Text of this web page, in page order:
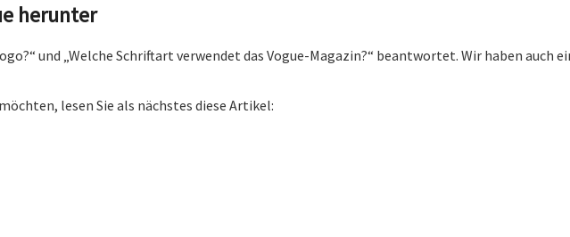
herunter
und „Welche Schriftart verwendet das Vogue-Magazin?“ beantwortet. Wir haben auch
lesen Sie als nächstes diese Artikel: